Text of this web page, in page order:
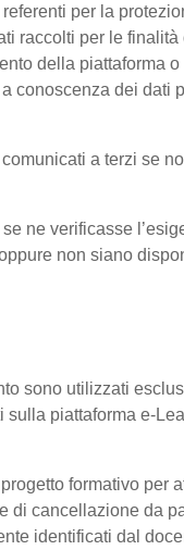
per la
raccolti per le
della piattaforma
conoscenza dei
a terzi se
ne verificasse
non siano
sono utilizzati
piattaforma e-
formativo per
cancellazione da
identificati dal